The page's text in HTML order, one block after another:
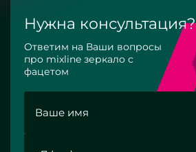
Нужна консультация?
Ответим на Ваши вопросы
про mixline зеркало с
фацетом